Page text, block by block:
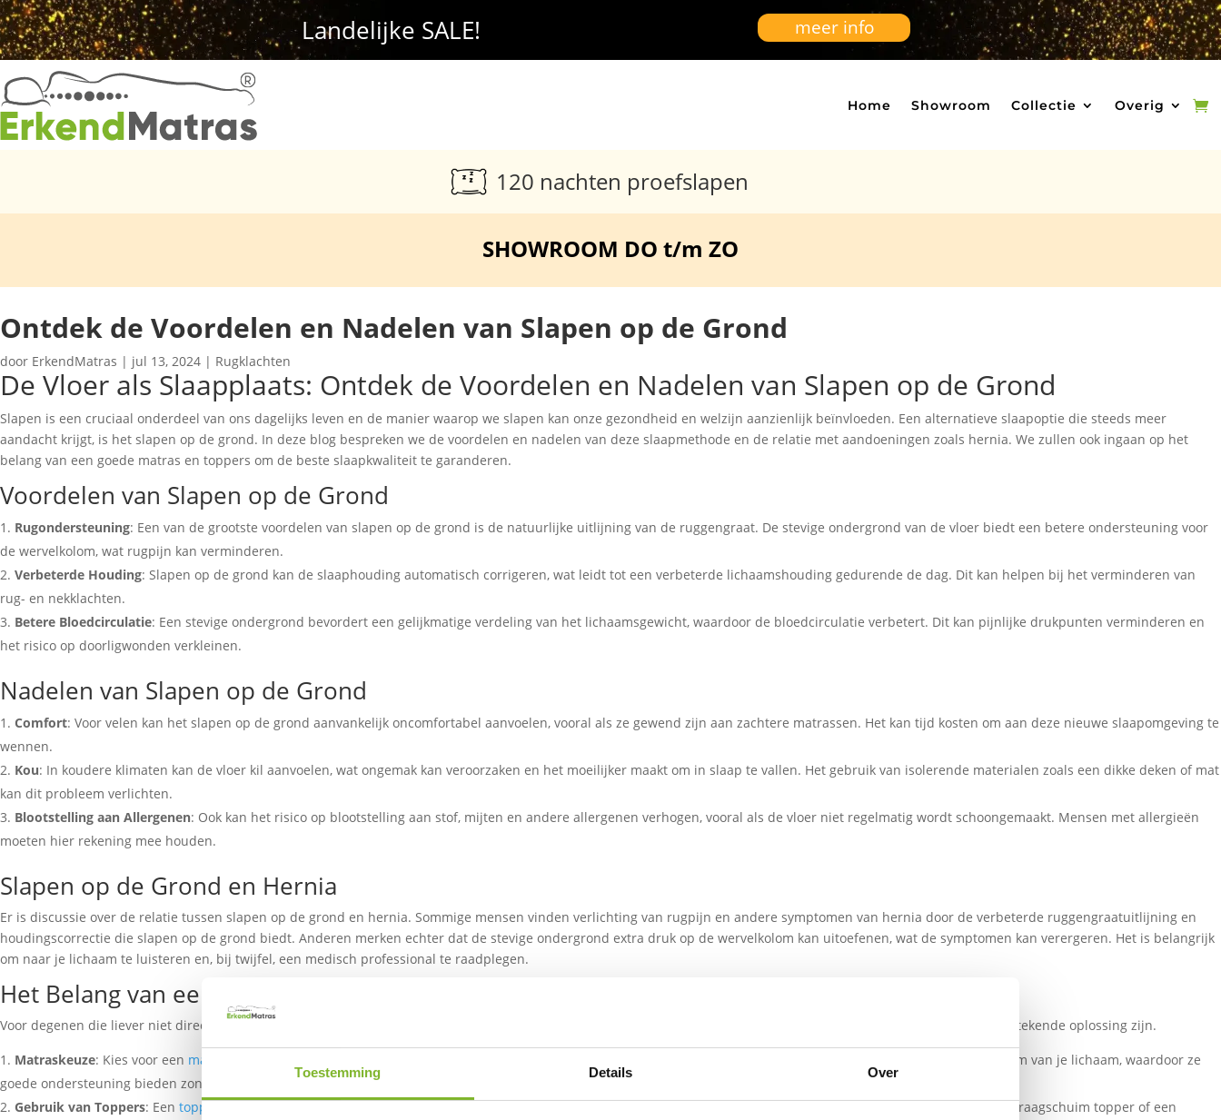
Toestemming Details Over
Landelijke SALE! meer info
Home Showroom Collectie Overig
120 nachten proefslapen
SHOWROOM DO t/m ZO
Ontdek de Voordelen en Nadelen van Slapen op de Grond
door ErkendMatras | jul 13, 2024 | Rugklachten
De Vloer als Slaapplaats: Ontdek de Voordelen en Nadelen van Slapen op de Grond
Slapen is een cruciaal onderdeel van ons dagelijks leven en de manier waarop we slapen kan onze gezondheid en welzijn aanzienlijk beïnvloeden. Een alternatieve slaapoptie die steeds meer
aandacht krijgt, is het slapen op de grond. In deze blog bespreken we de voordelen en nadelen van deze slaapmethode en de relatie met aandoeningen zoals hernia. We zullen ook ingaan op het
belang van een goede matras en toppers om de beste slaapkwaliteit te garanderen.
Voordelen van Slapen op de Grond
Rugondersteuning: Een van de grootste voordelen van slapen op de grond is de natuurlijke uitlijning van de ruggengraat. De stevige ondergrond van de vloer biedt een betere ondersteuning voor
de wervelkolom, wat rugpijn kan verminderen.
Verbeterde Houding: Slapen op de grond kan de slaaphouding automatisch corrigeren, wat leidt tot een verbeterde lichaamshouding gedurende de dag. Dit kan helpen bij het verminderen van
rug- en nekklachten.
Betere Bloedcirculatie: Een stevige ondergrond bevordert een gelijkmatige verdeling van het lichaamsgewicht, waardoor de bloedcirculatie verbetert. Dit kan pijnlijke drukpunten verminderen en
het risico op doorligwonden verkleinen.
Nadelen van Slapen op de Grond
Comfort: Voor velen kan het slapen op de grond aanvankelijk oncomfortabel aanvoelen, vooral als ze gewend zijn aan zachtere matrassen. Het kan tijd kosten om aan deze nieuwe slaapomgeving te
wennen.
Kou: In koudere klimaten kan de vloer kil aanvoelen, wat ongemak kan veroorzaken en het moeilijker maakt om in slaap te vallen. Het gebruik van isolerende materialen zoals een dikke deken of mat
kan dit probleem verlichten.
Blootstelling aan Allergenen: Ook kan het risico op blootstelling aan stof, mijten en andere allergenen verhogen, vooral als de vloer niet regelmatig wordt schoongemaakt. Mensen met allergieën
moeten hier rekening mee houden.
Slapen op de Grond en Hernia
Er is discussie over de relatie tussen slapen op de grond en hernia. Sommige mensen vinden verlichting van rugpijn en andere symptomen van hernia door de verbeterde ruggengraatuitlijning en
houdingscorrectie die slapen op de grond biedt. Anderen merken echter dat de stevige ondergrond extra druk op de wervelkolom kan uitoefenen, wat de symptomen kan verergeren. Het is belangrijk
om naar je lichaam te luisteren en, bij twijfel, een medisch professional te raadplegen.
Het Belang van een Goede Matras en Toppers
Voor degenen die liever niet direct op de grond slapen, maar wel de voordelen van een stevige ondergrond willen, kan een goede matras met de juiste topper een uitstekende oplossing zijn.
Matraskeuze: Kies voor een matras
die voldoende ondersteuning biedt maar niet te hard is. Matrassen van traagschuim of latex kunnen zich aanpassen aan de vorm van je lichaam, waardoor ze
goede ondersteuning bieden zonder drukpunten te creëren.
Gebruik van Toppers: Een topperkan een geweldige manier zijn om extra comfort toe te voegen aan je matras. Kies een topper die bij je behoeften past, zoals een traagschuim topper of een